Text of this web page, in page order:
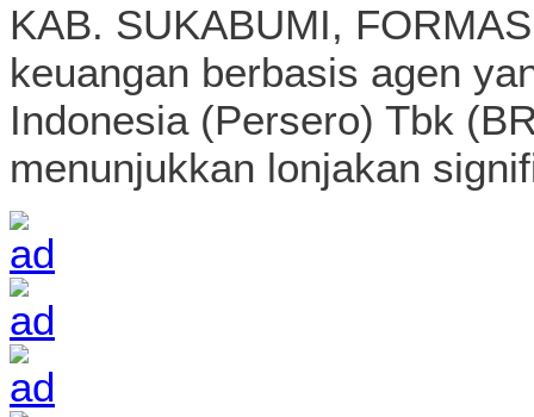
KAB. SUKABUMI,
keuangan berbasis agen
Indonesia (Persero) Tbk
menunjukkan lonjakan